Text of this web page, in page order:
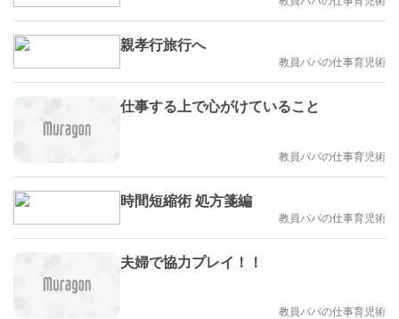
親孝行旅行へ
教員パパの仕事育児術
仕事する上で心がけていること
教員パパの仕事育児術
時間短縮術 処方箋編
教員パパの仕事育児術
夫婦で協力プレイ！！
教員パパの仕事育児術